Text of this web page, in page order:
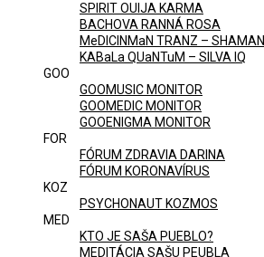
SPIRIT OUIJA KARMA
BACHOVA RANNÁ ROSA
MeDICINMaN TRANZ – SHAMAN
KABaLa QUaNTuM – SILVA IQ
GOO
GOOMUSIC MONITOR
GOOMEDIC MONITOR
GOOENIGMA MONITOR
FOR
FÓRUM ZDRAVIA DARINA
FÓRUM KORONAVÍRUS
KOZ
PSYCHONAUT KOZMOS
MED
KTO JE SAŠA PUEBLO?
MEDITÁCIA SAŠU PEUBLA